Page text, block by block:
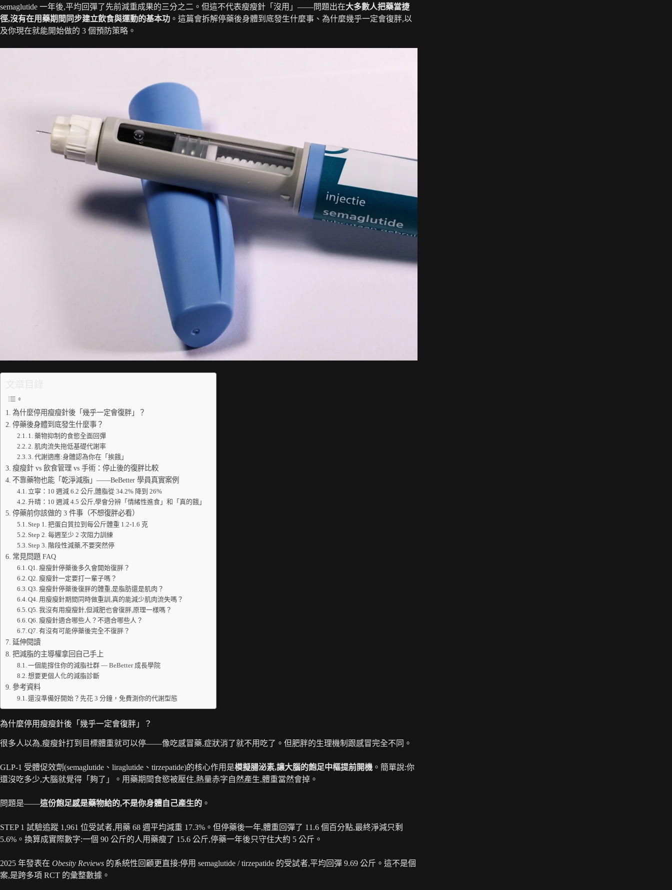
semaglutide 一年後,平均回彈了先前減重成果的三分之二。但這不代表瘦瘦針「沒用」——問題出在大多數人把藥當捷
徑,沒有在用藥期間同步建立飲食與運動的基本功 。這篇會拆解停藥後身體到底發生什麼事、為什麼幾乎一定會復胖,以
及你現在就能開始做的 3 個預防策略。
為什麼停用瘦瘦針後「幾乎一定會復胖」？
停藥後身體到底發生什麼事？
1. 藥物抑制的食慾全面回彈
2. 肌肉流失拖低基礎代謝率
3. 代謝適應:身體認為你在「挨餓」
瘦瘦針 vs 飲食管理 vs 手術：停止後的復胖比較
不靠藥物也能「乾淨減脂」——BeBetter 學員真實案例
立寧：10 週減 6.2 公斤,體脂從 34.2% 降到 26%
升晴：10 週減 4.5 公斤,學會分辨「情緒性進食」和「真的餓」
停藥前你該做的 3 件事（不想復胖必看）
Step 1. 把蛋白質拉到每公斤體重 1.2-1.6 克
Step 2. 每週至少 2 次阻力訓練
Step 3. 階段性減藥,不要突然停
常見問題 FAQ
Q1. 瘦瘦針停藥後多久會開始復胖？
Q2. 瘦瘦針一定要打一輩子嗎？
Q3. 瘦瘦針停藥後復胖的體重,是脂肪還是肌肉？
Q4. 用瘦瘦針期間同時做重訓,真的能減少肌肉流失嗎？
Q5. 我沒有用瘦瘦針,但減肥也會復胖,原理一樣嗎？
Q6. 瘦瘦針適合哪些人？不適合哪些人？
Q7. 有沒有可能停藥後完全不復胖？
延伸閱讀
把減脂的主導權拿回自己手上
一個能撐住你的減脂社群 — BeBetter 成長學院
想要更個人化的減脂診斷
參考資料
還沒準備好開始？先花 3 分鐘，免費測你的代謝型態
為什麼停用瘦瘦針後「幾乎一定會復胖」？
很多人以為,瘦瘦針打到目標體重就可以停——像吃感冒藥,症狀消了就不用吃了。但肥胖的生理機制跟感冒完全不同。
GLP-1 受體促效劑(semaglutide、liraglutide、tirzepatide)的核心作用是模擬腸泌素,讓大腦的飽足中樞提前開機 。簡單說:你
還沒吃多少,大腦就覺得「夠了」。用藥期間食慾被壓住,熱量赤字自然產生,體重當然會掉。
問題是——這份飽足感是藥物給的,不是你身體自己產生的 。
STEP 1 試驗追蹤 1,961 位受試者,用藥 68 週平均減重 17.3%。但停藥後一年,體重回彈了 11.6 個百分點,最終淨減只剩
5.6%。換算成實際數字:一個 90 公斤的人用藥瘦了 15.6 公斤,停藥一年後只守住大約 5 公斤。
2025 年發表在 Obesity Reviews 的系統性回顧更直接:停用 semaglutide / tirzepatide 的受試者,平均回彈 9.69 公斤。這不是個
案,是跨多項 RCT 的彙整數據。